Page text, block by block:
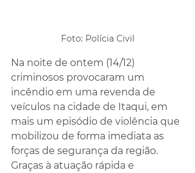
Foto: Polícia Civil
Na noite de ontem (14/12)
criminosos provocaram um
incêndio em uma revenda de
veículos na cidade de Itaqui, em
mais um episódio de violência que
mobilizou de forma imediata as
forças de segurança da região.
Graças à atuação rápida e